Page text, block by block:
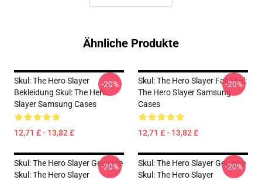
Ähnliche Produkte
Skul: The Hero Slayer
Bekleidung Skul: The Hero
Slayer Samsung Cases
12,71 £ - 13,82 £
-20%
Skul: The Hero Slayer Fall Skul:
The Hero Slayer Samsung
Cases
12,71 £ - 13,82 £
-20%
Skul: The Hero Slayer Gewinde
Skul: The Hero Slayer
-20%
Skul: The Hero Slayer Getriebe
Skul: The Hero Slayer
-20%